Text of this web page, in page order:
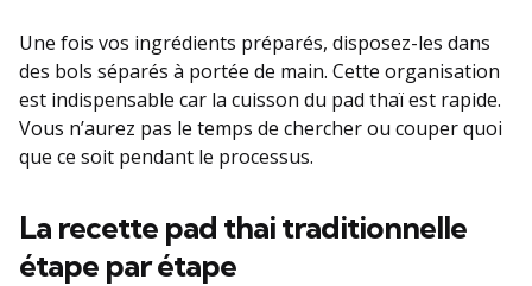
Une fois vos ingrédients préparés, disposez-les dans
des bols séparés à portée de main. Cette organisation
est indispensable car la cuisson du pad thaï est rapide.
Vous n’aurez pas le temps de chercher ou couper quoi
que ce soit pendant le processus.
La recette pad thai traditionnelle
étape par étape